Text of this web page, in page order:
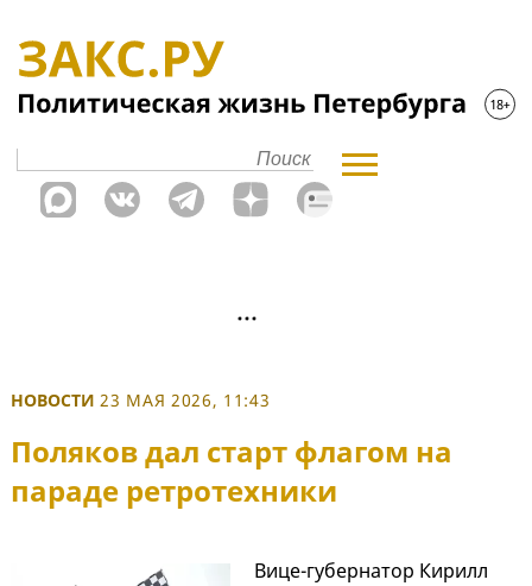
НОВОСТИ 23 МАЯ 2026, 11:43
Поляков дал старт флагом на
параде ретротехники
Вице-губернатор Кирилл